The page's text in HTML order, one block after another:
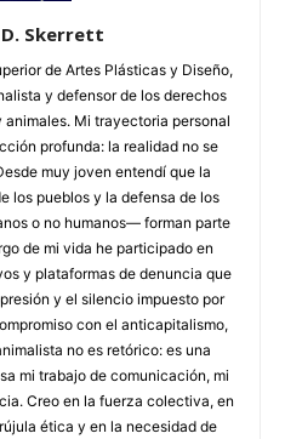
Skerrett
de Artes Plásticas y Diseño,
y defensor de los derechos
animales. Mi trayectoria personal
profunda: la realidad no se
muy joven entendí que la
los pueblos y la defensa de los
o no humanos— forman parte
de mi vida he participado en
y plataformas de denuncia que
y el silencio impuesto por
con el anticapitalismo,
no es retórico: es una
mi trabajo de comunicación, mi
Creo en la fuerza colectiva, en
ética y en la necesidad de